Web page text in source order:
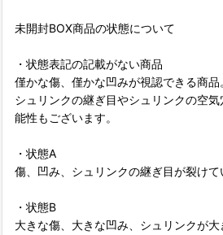
未開封BOX商品の状態について
・状態表記の記載がない商品
僅かな傷、僅かな凹みが視認できる商品
シュリンクの継ぎ目やシュリンクの空
能性もございます。
・状態A
傷、凹み、シュリンクの継ぎ目が裂けて
・状態B
大きな傷、大きな凹み、シュリンクが